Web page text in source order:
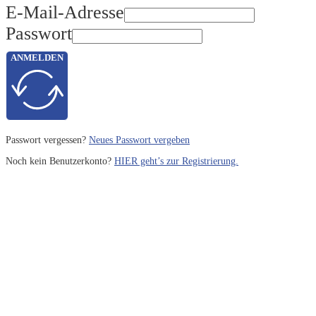
E-Mail-Adresse
Passwort
ANMELDEN
Passwort vergessen? Neues Passwort vergeben
Noch kein Benutzerkonto? HIER geht’s zur Registrierung.